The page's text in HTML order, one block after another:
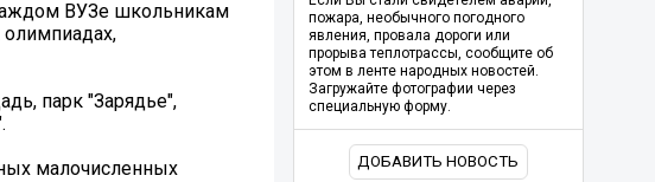
каждом ВУЗе школьникам
олимпиадах,
парк "Зарядье",
малочисленных
пожара, необычного погодного
явления, провала дороги или
прорыва теплотрассы, сообщите об
этом в ленте народных новостей.
Загружайте фотографии через
специальную форму.
ДОБАВИТЬ НОВОСТЬ